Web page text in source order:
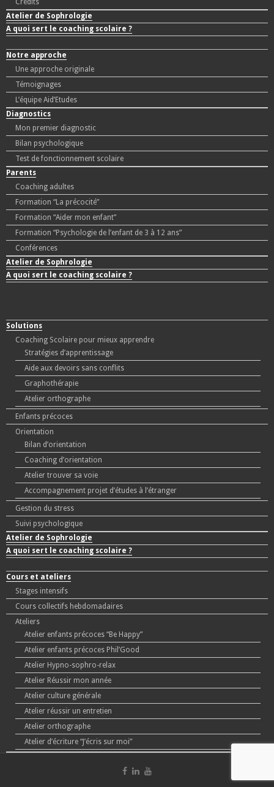
Crédits
Atelier de Sophrologie
A quoi sert le coaching scolaire ?
Notre approche
Une approche originale
Témoignages
L’équipe Aid’Etudes
Diagnostics
Mon premier diagnostic
Bilan psychologique
Test de fonctionnement scolaire
Parents
Coaching adultes
Formation “La précocité”
Formation “Aider mon enfant”
Formation “Psychologie de l’enfant de 3 à 12 ans”
Conférences
Atelier de Sophrologie
A quoi sert le coaching scolaire ?
Solutions
Coaching Scolaire pour mieux apprendre
Stratégies d’apprentissage
Aide aux devoirs sans conflits
Graphothérapie
Atelier orthographe
Enfants précoces
Orientation
Bilan d’orientation
Coaching d’orientation
Atelier trouver sa voie
Accompagnement projet d’études à l’étranger
Gestion du stress
Suivi psychologique
Atelier de Sophrologie
A quoi sert le coaching scolaire ?
Cours et ateliers
Stages intensifs
Cours collectifs hebdomadaires
Ateliers
Atelier enfants précoces “Be Happy”
Atelier enfants précoces Phil’Good
Atelier Hypno-sophro-relax
Atelier Réussir mon année
Atelier culture générale
Atelier réussir un entretien
Atelier orthographe
Atelier d’écriture “J’écris sur moi”